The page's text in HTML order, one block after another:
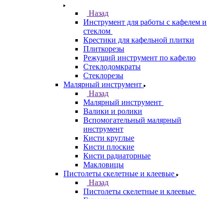
Назад
Инструмент для работы с кафелем и
стеклом
Крестики для кафельной плитки
Плиткорезы
Режущий инструмент по кафелю
Стеклодомкраты
Стеклорезы
Малярный инструмент
Назад
Малярный инструмент
Валики и ролики
Вспомогательный малярный
инструмент
Кисти круглые
Кисти плоские
Кисти радиаторные
Макловицы
Пистолеты скелетные и клеевые
Назад
Пистолеты скелетные и клеевые